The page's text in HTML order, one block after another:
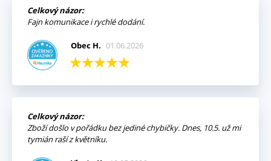
Celkový názor:
Fajn komunikace i rychlé dodání.
Obec H. 01.06.2026
Celkový názor:
Zboží došlo v pořádku bez jediné chybičky. Dnes, 10.5. už mi
tymián raší z květníku.